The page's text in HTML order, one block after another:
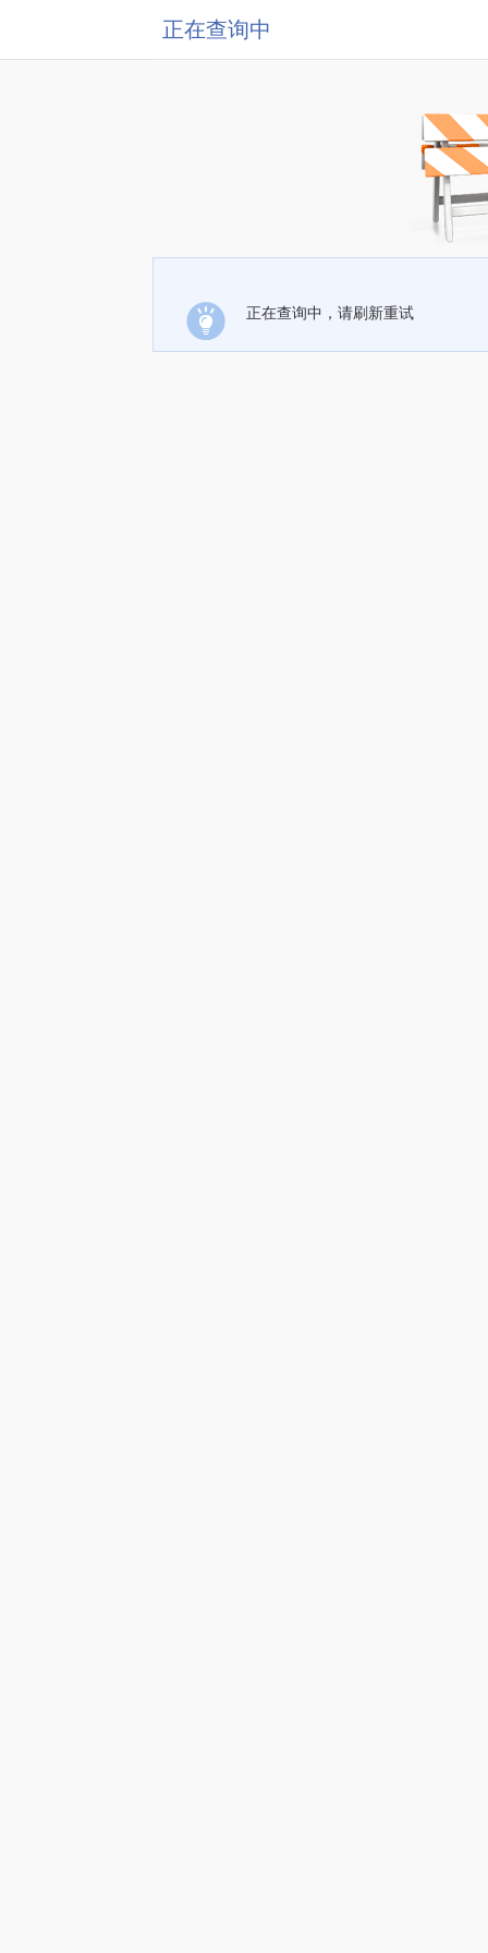
正在查询中
正在查询中，请刷新重试